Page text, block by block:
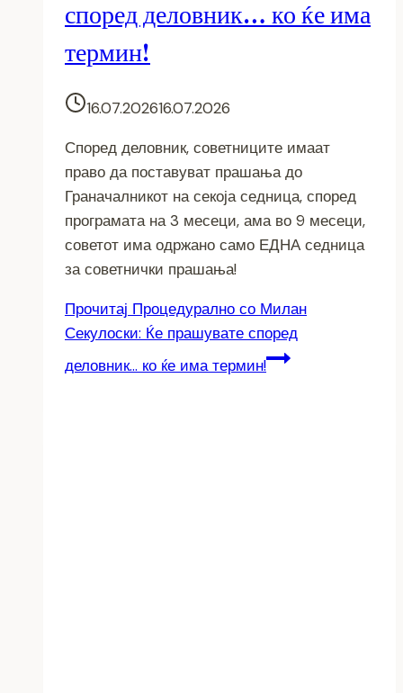
според деловник… ко ќе има
термин!
16.07.202616.07.2026
Според деловник, советниците имаат
право да поставуват прашања до
Граначалникот на секоја седница, според
програмата на 3 месеци, ама во 9 месеци,
советот има одржано само ЕДНА седница
за советнички прашања!
Прочитај Процедурално со Милан
Секулоски: Ќе прашувате според
деловник… ко ќе има термин!